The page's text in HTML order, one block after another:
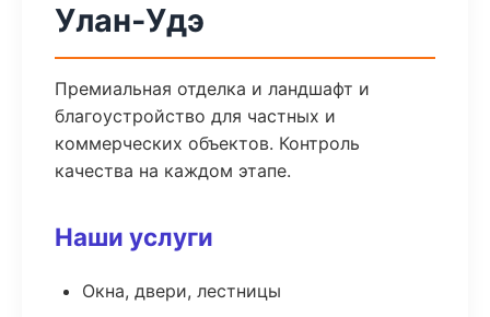
Улан-Удэ
Премиальная отделка и ландшафт и
благоустройство для частных и
коммерческих объектов. Контроль
качества на каждом этапе.
Наши услуги
Окна, двери, лестницы